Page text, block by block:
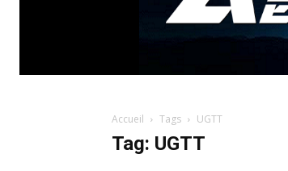
Accueil Tags UGTT
Tag: UGTT